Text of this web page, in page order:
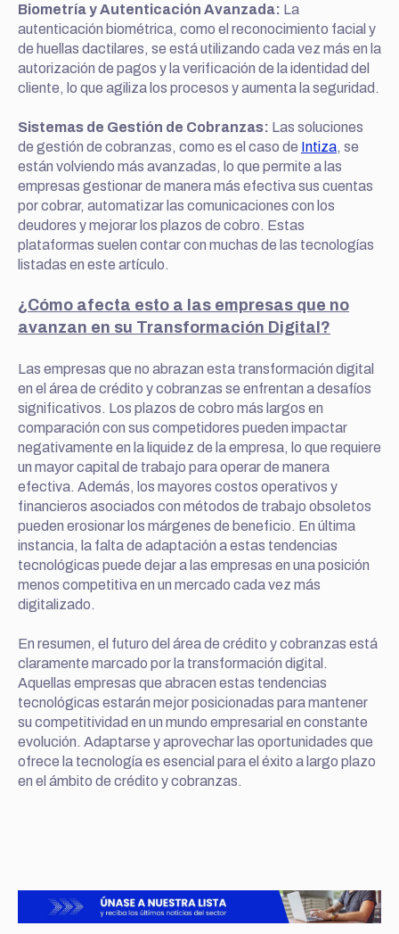
Biometría y Autenticación Avanzada: La
autenticación biométrica, como el reconocimiento facial y
de huellas dactilares, se está utilizando cada vez más en la
autorización de pagos y la verificación de la identidad del
cliente, lo que agiliza los procesos y aumenta la seguridad.
Sistemas de Gestión de Cobranzas: Las soluciones
de gestión de cobranzas, como es el caso de Intiza, se
están volviendo más avanzadas, lo que permite a las
empresas gestionar de manera más efectiva sus cuentas
por cobrar, automatizar las comunicaciones con los
deudores y mejorar los plazos de cobro. Estas
plataformas suelen contar con muchas de las tecnologías
listadas en este artículo.
¿Cómo afecta esto a las empresas que no
avanzan en su Transformación Digital?
Las empresas que no abrazan esta transformación digital
en el área de crédito y cobranzas se enfrentan a desafíos
significativos. Los plazos de cobro más largos en
comparación con sus competidores pueden impactar
negativamente en la liquidez de la empresa, lo que requiere
un mayor capital de trabajo para operar de manera
efectiva. Además, los mayores costos operativos y
financieros asociados con métodos de trabajo obsoletos
pueden erosionar los márgenes de beneficio. En última
instancia, la falta de adaptación a estas tendencias
tecnológicas puede dejar a las empresas en una posición
menos competitiva en un mercado cada vez más
digitalizado.
En resumen, el futuro del área de crédito y cobranzas está
claramente marcado por la transformación digital.
Aquellas empresas que abracen estas tendencias
tecnológicas estarán mejor posicionadas para mantener
su competitividad en un mundo empresarial en constante
evolución. Adaptarse y aprovechar las oportunidades que
ofrece la tecnología es esencial para el éxito a largo plazo
en el ámbito de crédito y cobranzas.